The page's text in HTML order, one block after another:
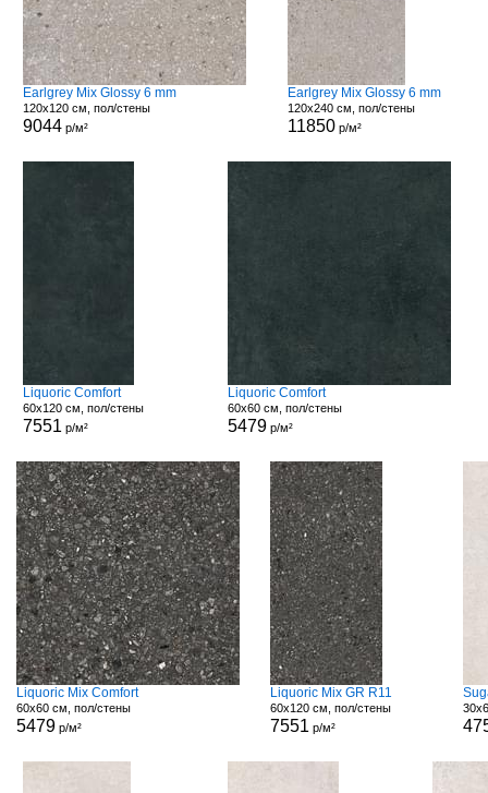
Earlgrey Mix Glossy 6 mm
120x120 см, пол/стены
9044р/м²
Earlgrey Mix Glossy 6 mm
120x240 см, пол/стены
11850 р/м²
Liquoric Comfort
60x120 см, пол/стены
7551 р/м²
Liquoric Comfort
60x60 см, пол/стены
5479 р/м²
Liquoric Mix Comfort
60x60 см, пол/стены
5479 р/м²
Liquoric Mix GR R11
60x120 см, пол/стены
7551 р/м²